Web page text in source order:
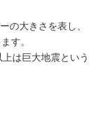
の大きさを表し、
す。
は巨大地震という